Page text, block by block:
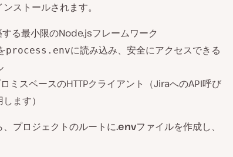
ストールされます。
する最小限のNode.jsフレームワーク
process.envに読み込み、安全にアクセスできる
ミスベースのHTTPクライアント（JiraへのAPI呼び
ます）
プロジェクトのルートに.envファイルを作成し、